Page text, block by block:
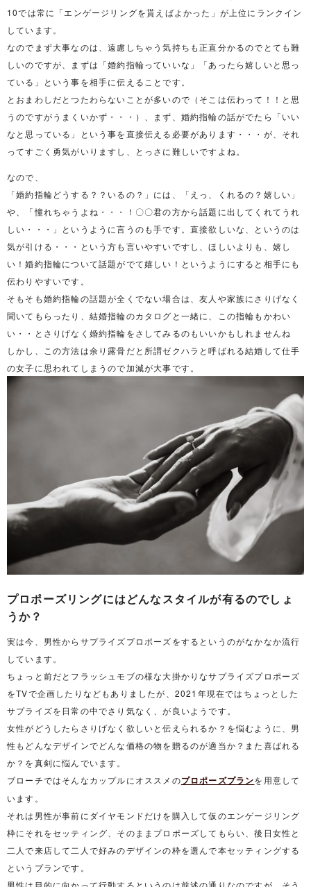
10では常に「エンゲージリングを貰えばよかった」が上位にランクイン
しています。
なのでまず大事なのは、遠慮しちゃう気持ちも正直分かるのでとても難
しいのですが、まずは「婚約指輪っていいな」「あったら嬉しいと思っ
ている」という事を相手に伝えることです。
とおまわしだとつたわらないことが多いので（そこは伝わって！！と思
うのですがうまくいかず・・・）、まず、婚約指輪の話がでたら「いい
なと思っている」という事を直接伝える必要があります・・・が、それ
ってすごく勇気がいりますし、とっさに難しいですよね。
なので、
「婚約指輪どうする？？いるの？」には、「えっ、くれるの？嬉しい」
や、「憧れちゃうよね・・・！〇〇君の方から話題に出してくれてうれ
しい・・・」というように言うのも手です。直接欲しいな、というのは
気が引ける・・・という方も言いやすいですし、ほしいよりも、嬉し
い！婚約指輪について話題がでて嬉しい！というようにすると相手にも
伝わりやすいです。
そもそも婚約指輪の話題が全くでない場合は、友人や家族にさりげなく
聞いてもらったり、結婚指輪のカタログと一緒に、この指輪もかわい
い・・とさりげなく婚約指輪をさしてみるのもいいかもしれませんね
しかし、この方法は余り露骨だと所謂ゼクハラと呼ばれる結婚して仕手
の女子に思われてしまうので加減が大事です。
プロポーズリングにはどんなスタイルが有るのでしょ
うか？
実は今、男性からサプライズプロポーズをするというのがなかなか流行
しています。
ちょっと前だとフラッシュモブの様な大掛かりなサプライズプロポーズ
をTVで企画したりなどもありましたが、2021年現在ではちょっとした
サプライズを日常の中でさり気なく、が良いようです。
女性がどうしたらさりげなく欲しいと伝えられるか？を悩むように、男
性もどんなデザインでどんな価格の物を贈るのが適当か？また喜ばれる
か？を真剣に悩んでいます。
ブローチではそんなカップルにオススメのプロポーズプランを用意して
います。
それは男性が事前にダイヤモンドだけを購入して仮のエンゲージリング
枠にそれをセッティング、そのままプロポーズしてもらい、後日女性と
二人で来店して二人で好みのデザインの枠を選んで本セッティングする
というプランです。